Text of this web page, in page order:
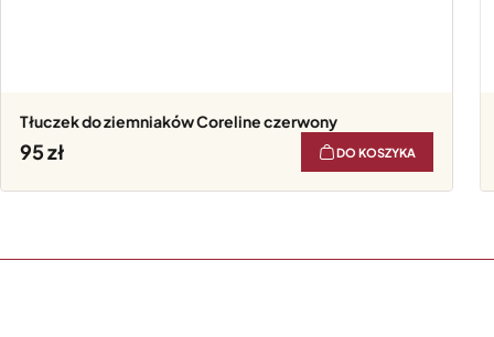
Tłuczek do ziemniaków Coreline czerwony
95 DO KOSZYKA